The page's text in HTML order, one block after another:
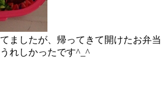
ましたが、帰ってきて開けたお弁当
れしかったです^_^